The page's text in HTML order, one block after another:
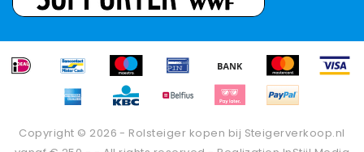
Copyright © 2026 - Rolsteiger kopen bij Steigerverkoop.nl